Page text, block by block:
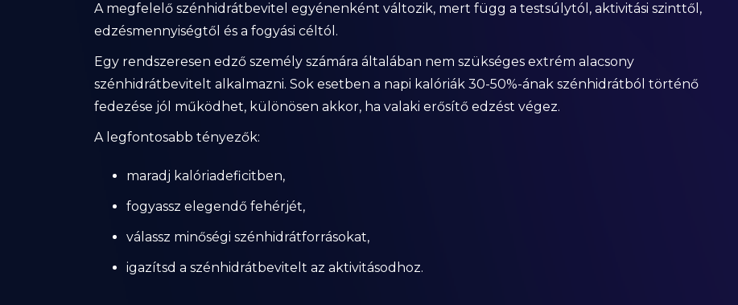
A megfelelő szénhidrátbevitel egyénenként változik, mert függ a testsúlytól, aktivitási szinttől,
edzésmennyiségtől és a fogyási céltól.
Egy rendszeresen edző személy számára általában nem szükséges extrém alacsony
szénhidrátbevitelt alkalmazni. Sok esetben a napi kalóriák 30-50%-ának szénhidrátból történő
fedezése jól működhet, különösen akkor, ha valaki erősítő edzést végez.
A legfontosabb tényezők:
maradj kalóriadeficitben,
fogyassz elegendő fehérjét,
válassz minőségi szénhidrátforrásokat,
igazítsd a szénhidrátbevitelt az aktivitásodhoz.